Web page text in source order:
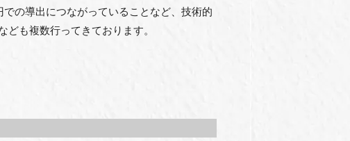
の導出につながっていることなど、技術的
ども複数行ってきております。